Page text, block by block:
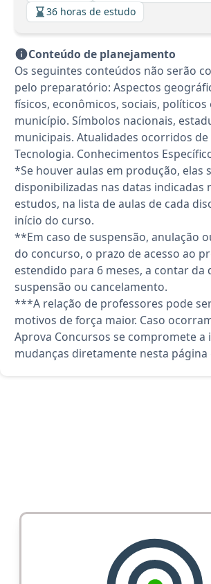
36 horas de estudo
Conteúdo de planejamento
Os seguintes conteúdos não serão
pelo preparatório: Aspectos
físicos, econômicos, sociais,
município. Símbolos nacionais,
municipais. Atualidades ocorridos de
Tecnologia. Conhecimentos
*Se houver aulas em produção, elas
disponibilizadas nas datas indicadas
estudos, na lista de aulas de cada
início do curso.
**Em caso de suspensão, anulação
do concurso, o prazo de acesso ao
estendido para 6 meses, a contar da
suspensão ou cancelamento.
***A relação de professores pode
motivos de força maior. Caso
Aprova Concursos se compromete a
mudanças diretamente nesta página